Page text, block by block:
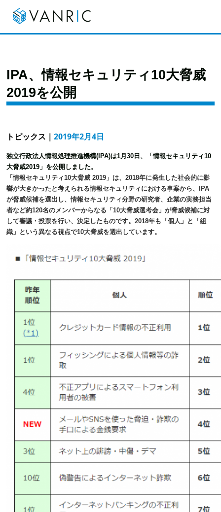
IPA、情報セキュリティ10大脅威
2019を公開
トピックス ｜2019年2月4日
独立行政法人情報処理推進機構(IPA)は1月30日、「情報セキュリティ10
大脅威2019」を公開しました。
「情報セキュリティ10大脅威 2019」は、2018年に発生した社会的に影
響が大きかったと考えられる情報セキュリティにおける事案から、IPA
が脅威候補を選出し、情報セキュリティ分野の研究者、企業の実務担当
者など約120名のメンバーからなる「10大脅威選考会」が脅威候補に対
して審議・投票を行い、決定したものです。2018年も「個人」と「組
織」という異なる視点で10大脅威を選出しています。